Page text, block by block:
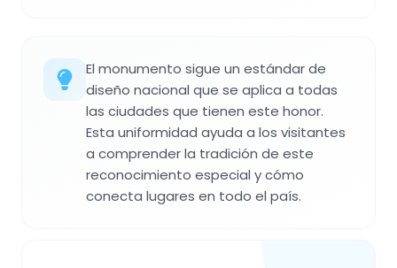
El monumento sigue un estándar de
diseño nacional que se aplica a todas
las ciudades que tienen este honor.
Esta uniformidad ayuda a los visitantes
a comprender la tradición de este
reconocimiento especial y cómo
conecta lugares en todo el país.